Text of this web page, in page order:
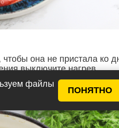
файлы
ПОНЯТНО
она не пристала ко
выключите нагрев,
пропариться примерно